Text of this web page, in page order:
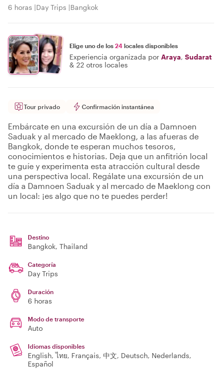
6 horas Day Trips Bangkok
Elige uno de los 24 locales disponibles
Experiencia organizada por Araya, Sudarat
& 22 otros locales
Tour privado Confirmación instantánea
Embárcate en una excursión de un día a Damnoen
Saduak y al mercado de Maeklong, a las afueras de
Bangkok, donde te esperan muchos tesoros,
conocimientos e historias. Deja que un anfitrión local
te guíe y experimenta esta atracción cultural desde
una perspectiva local. Regálate una excursión de un
día a Damnoen Saduak y al mercado de Maeklong con
un local: ¡es algo que no te puedes perder!
Destino
Bangkok, Thailand
Categoría
Day Trips
Duración
6 horas
Modo de transporte
Auto
Idiomas disponibles
English, ไทย, Français, 中文, Deutsch, Nederlands,
Español